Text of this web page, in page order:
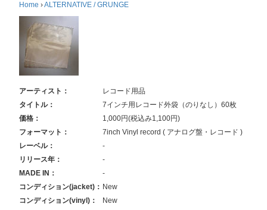
Home ›ALTERNATIVE / GRUNGE
アーティスト：
レコード用品
タイトル：
7インチ用レコード外袋（のりなし）60枚
価格：
1,000円(税込み1,100円)
フォーマット：
7inch Vinyl record ( アナログ盤・レコード )
レーベル：
-
リリース年：
-
MADE IN：
-
コンディション(jacket)： New
コンディション(vinyl)：
New